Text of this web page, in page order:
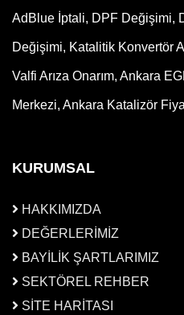
AdBlue İptali, DPF Değişimi,
Değişimi, Katalitik Konvertör
Valfi Arıza Onarım, Ankara
Merkezi, Ankara Katalizör
KURUMSAL
HAKKIMIZDA
DEĞERLERİMİZ
BAYİLİK ŞARTLARIMIZ
SEKTÖREL REHBER
SİTE HARİTASI